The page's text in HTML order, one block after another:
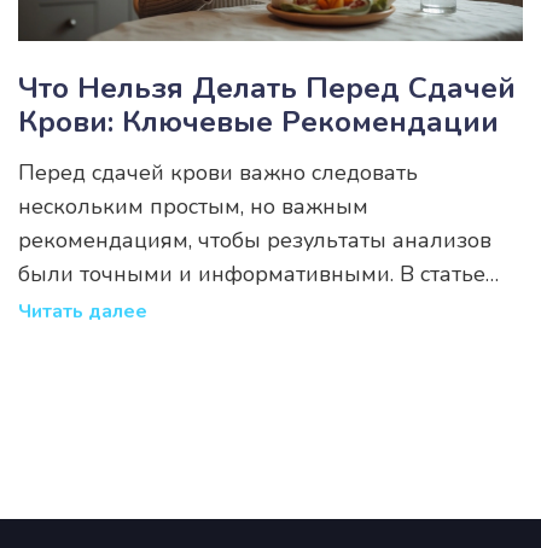
Что Нельзя Делать Перед Сдачей
Крови: Ключевые Рекомендации
Перед сдачей крови важно следовать
нескольким простым, но важным
рекомендациям, чтобы результаты анализов
были точными и информативными. В статье
разбираются основные моменты, которых
Читать далее